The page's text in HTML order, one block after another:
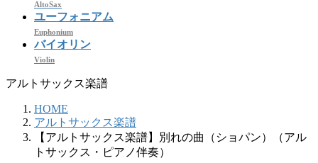
AltoSax
ユーフォニアム
Euphonium
バイオリン
Violin
アルトサックス楽譜
HOME
アルトサックス楽譜
【アルトサックス楽譜】別れの曲（ショパン）（アル
トサックス・ピアノ伴奏）